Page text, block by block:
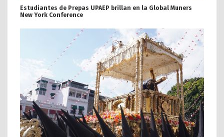
Estudiantes de Prepas UPAEP brillan en la Global Muners
New York Conference